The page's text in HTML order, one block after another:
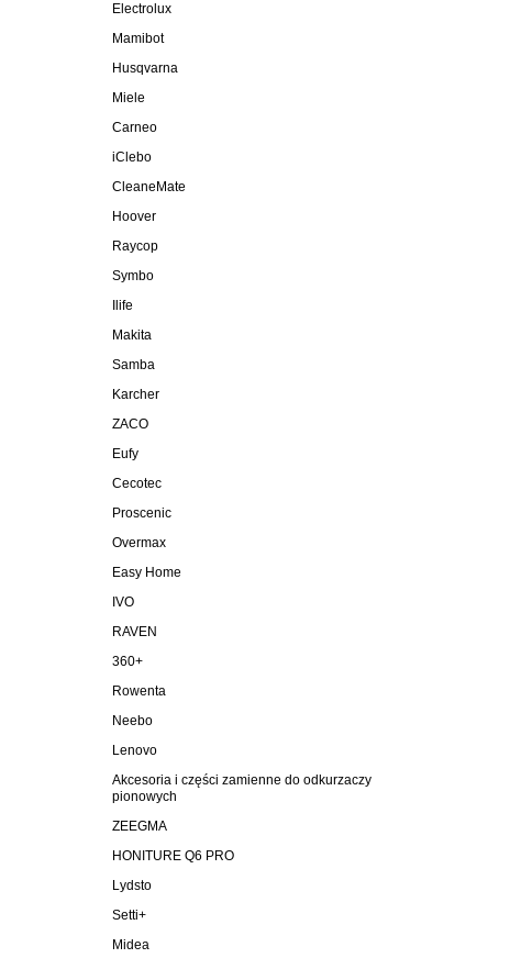
Electrolux
Mamibot
Husqvarna
Miele
Carneo
iClebo
CleaneMate
Hoover
Raycop
Symbo
Ilife
Makita
Samba
Karcher
ZACO
Eufy
Cecotec
Proscenic
Overmax
Easy Home
IVO
RAVEN
360+
Rowenta
Neebo
Lenovo
Akcesoria i części zamienne do odkurzaczy
pionowych
ZEEGMA
HONITURE Q6 PRO
Lydsto
Setti+
Midea